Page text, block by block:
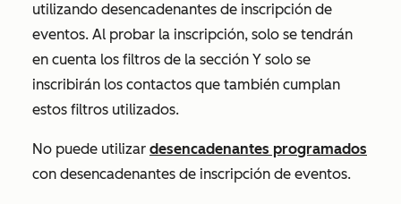
utilizando desencadenantes de inscripción de
eventos. Al probar la inscripción, solo se tendrán
en cuenta los filtros de la sección Y solo se
inscribirán los contactos que también cumplan
estos filtros utilizados.
No puede utilizar desencadenantes programados
con desencadenantes de inscripción de eventos.